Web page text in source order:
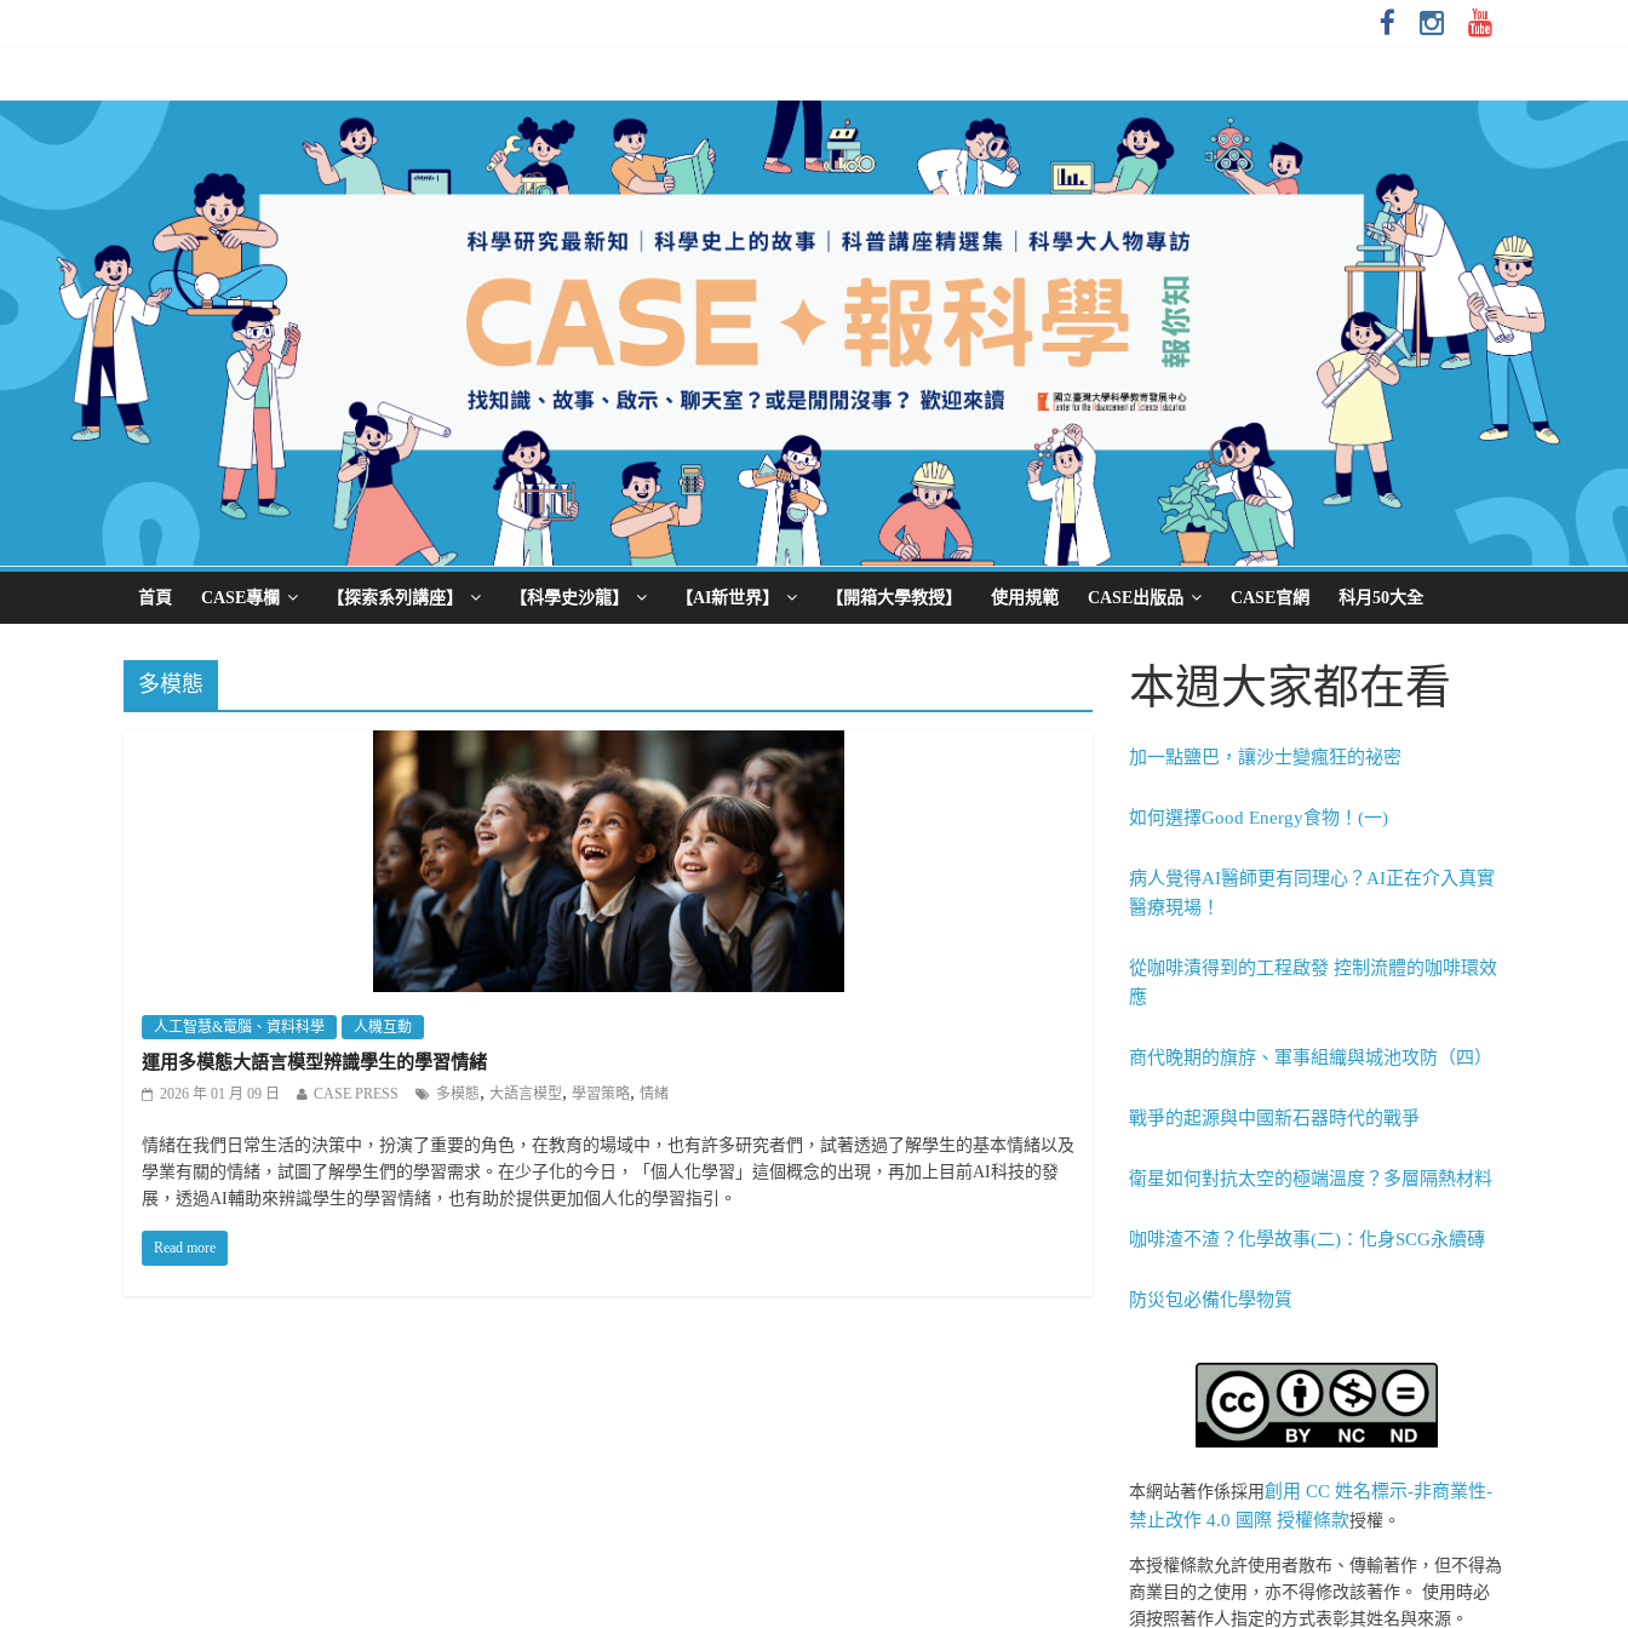
首頁 CASE專欄 【探索系列講座】 【科學史沙龍】 【AI新世界】 【開箱大學教授】 使用規範 CASE出版品 CASE官網 科月50大全
多模態
人工智慧&電腦、資料科學 人機互動
運用多模態大語言模型辨識學生的學習情緒
2026 年 01 月 09 日 CASE PRESS 多模態, 大語言模型, 學習策略, 情緒
情緒在我們日常生活的決策中，扮演了重要的角色，在教育的場域中，也有許多研究者們，試著透過了解學生的基本情緒以及
學業有關的情緒，試圖了解學生們的學習需求。在少子化的今日，「個人化學習」這個概念的出現，再加上目前AI科技的發
展，透過AI輔助來辨識學生的學習情緒，也有助於提供更加個人化的學習指引。
Read more
本週大家都在看
加一點鹽巴，讓沙士變瘋狂的祕密
如何選擇Good Energy食物！(一)
病人覺得AI醫師更有同理心？AI正在介入真實
醫療現場！
從咖啡漬得到的工程啟發 控制流體的咖啡環效
應
商代晚期的旗斿、軍事組織與城池攻防（四）
戰爭的起源與中國新石器時代的戰爭
衛星如何對抗太空的極端溫度？多層隔熱材料
咖啡渣不渣？化學故事(二)：化身SCG永續磚
防災包必備化學物質
本網站著作係採用創用 CC 姓名標示-非商業性-
禁止改作 4.0 國際 授權條款授權。
本授權條款允許使用者散布、傳輸著作，但不得為
商業目的之使用，亦不得修改該著作。 使用時必
須按照著作人指定的方式表彰其姓名與來源。